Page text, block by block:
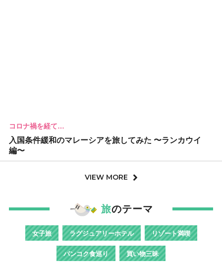
コロナ禍を経て…
入国条件緩和のマレーシアを旅してみた 〜ランカウイ
編〜
VIEW MORE
旅のテーマ
女子旅 ラグジュアリーホテル リゾート満喫
バンコク食巡り 買い物三昧